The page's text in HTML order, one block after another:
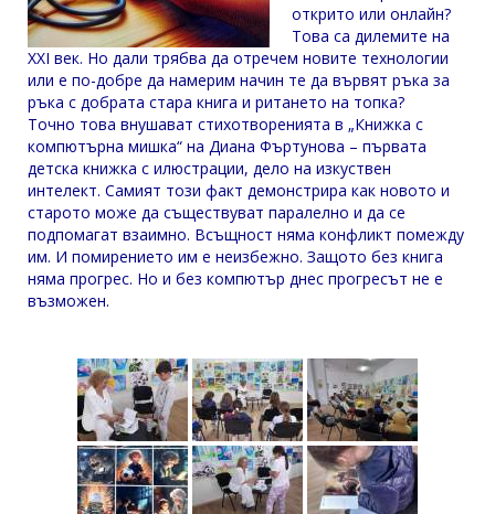
открито или онлайн?
Това са дилемите на
XXI век. Но дали трябва да отречем новите технологии
или е по-добре да намерим начин те да вървят ръка за
ръка с добрата стара книга и ритането на топка?
Точно това внушават стихотворенията в „Книжка с
компютърна мишка“ на Диана Фъртунова – първата
детска книжка с илюстрации, дело на изкуствен
интелект. Самият този факт демонстрира как новото и
старото може да съществуват паралелно и да се
подпомагат взаимно. Всъщност няма конфликт помежду
им. И помирението им е неизбежно. Защото без книга
няма прогрес. Но и без компютър днес прогресът не е
възможен.